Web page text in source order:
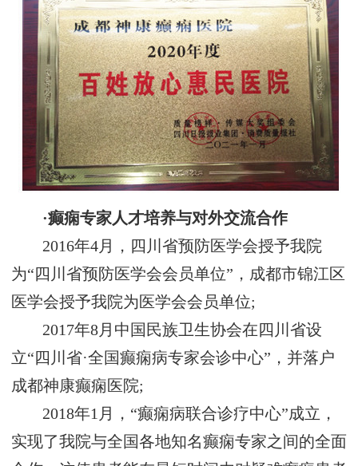
·癫痫专家人才培养与对外交流合作
2016年4月，四川省预防医学会授予我院
为“四川省预防医学会会员单位”，成都市锦江区
医学会授予我院为医学会会员单位;
2017年8月中国民族卫生协会在四川省设
立“四川省·全国癫痫病专家会诊中心”，并落户
成都神康癫痫医院;
2018年1月，“癫痫病联合诊疗中心”成立，
实现了我院与全国各地知名癫痫专家之间的全面